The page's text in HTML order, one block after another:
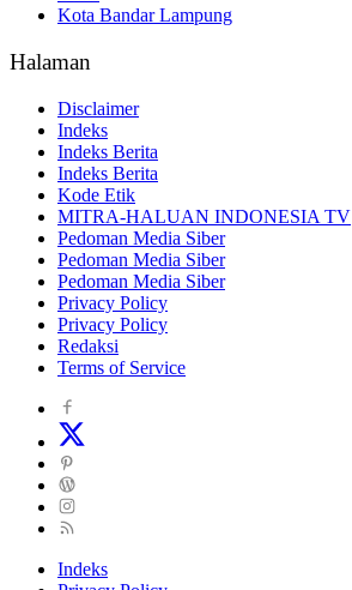
Kota Bandar Lampung
Halaman
Disclaimer
Indeks
Indeks Berita
Indeks Berita
Kode Etik
MITRA-HALUAN INDONESIA TV
Pedoman Media Siber
Pedoman Media Siber
Pedoman Media Siber
Privacy Policy
Privacy Policy
Redaksi
Terms of Service
Indeks